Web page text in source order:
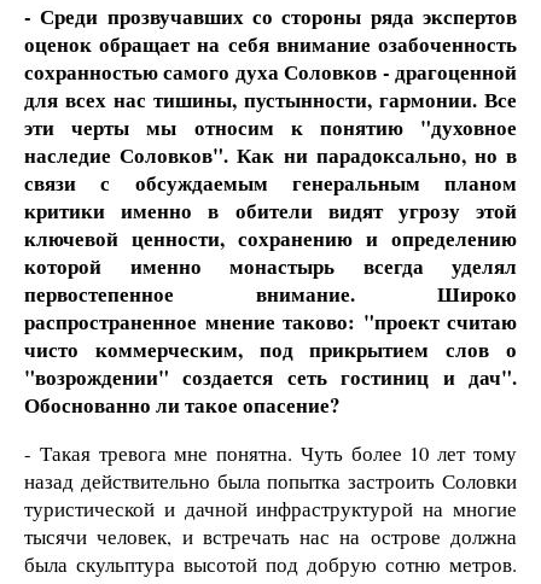
- Среди прозвучавших со стороны ряда экспертов
оценок обращает на себя внимание озабоченность
сохранностью самого духа Соловков - драгоценной
для всех нас тишины, пустынности, гармонии. Все
эти черты мы относим к понятию "духовное
наследие Соловков". Как ни парадоксально, но в
связи с обсуждаемым генеральным планом
критики именно в обители видят угрозу этой
ключевой ценности, сохранению и определению
которой именно монастырь всегда уделял
первостепенное внимание. Широко
распространенное мнение таково: "проект считаю
чисто коммерческим, под прикрытием слов о
"возрождении" создается сеть гостиниц и дач".
Обоснованно ли такое опасение?
- Такая тревога мне понятна. Чуть более 10 лет тому
назад действительно была попытка застроить Соловки
туристической и дачной инфраструктурой на многие
тысячи человек, и встречать нас на острове должна
была скульптура высотой под добрую сотню метров.